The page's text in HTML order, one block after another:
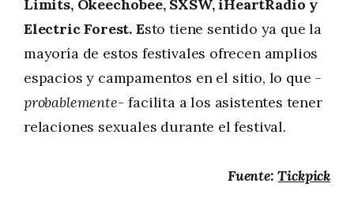
Limits, Okeechobee, SXSW, iHeartRadio y
Electric Forest. Esto tiene sentido ya que la
mayoría de estos festivales ofrecen amplios
espacios y campamentos en el sitio, lo que -
probablemente- facilita a los asistentes tener
relaciones sexuales durante el festival.
Fuente:Tickpick